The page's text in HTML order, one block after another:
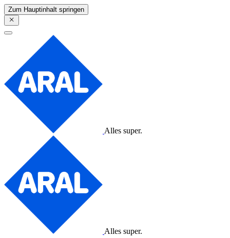
Zum Hauptinhalt springen
Alles super.
Alles super.